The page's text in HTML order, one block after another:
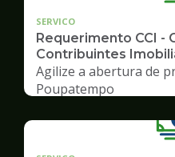
SERVICO
Requerimento CCI -
Contribuintes
Agilize a abertura de
Poupatempo